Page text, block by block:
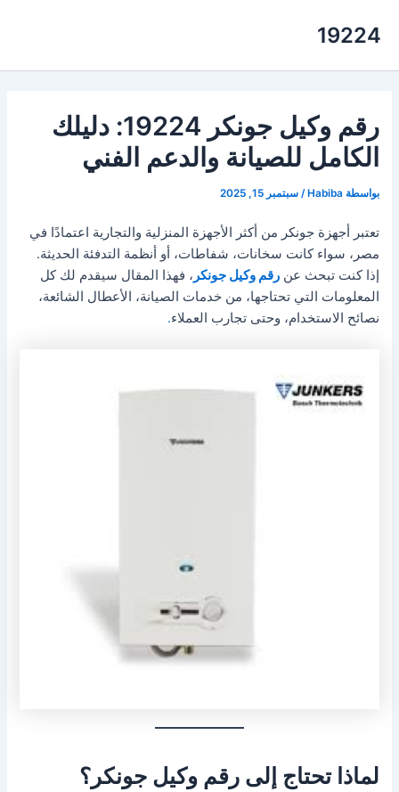
19224
رقم وكيل جونكر 19224: دليلك
الكامل للصيانة والدعم الفني
بواسطة Habiba
/سبتمبر 15, 2025
تعتبر أجهزة جونكر من أكثر الأجهزة المنزلية والتجارية اعتمادًا في
مصر، سواء كانت سخانات، شفاطات، أو أنظمة التدفئة الحديثة.
إذا كنت تبحث عنرقم وكيل جونكر ، فهذا المقال سيقدم لك كل
المعلومات التي تحتاجها، من خدمات الصيانة، الأعطال الشائعة،
نصائح الاستخدام، وحتى تجارب العملاء.
لماذا تحتاج إلى رقم وكيل جونكر؟